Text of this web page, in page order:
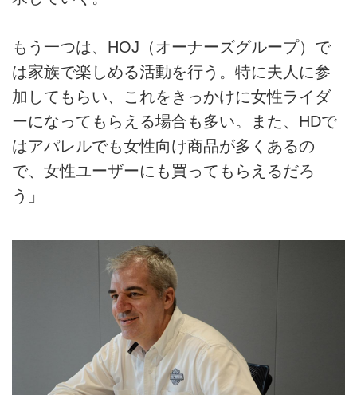
もう一つは、HOJ（オーナーズグループ）で
は家族で楽しめる活動を行う。特に夫人に参
加してもらい、これをきっかけに女性ライダ
ーになってもらえる場合も多い。また、HDで
はアパレルでも女性向け商品が多くあるの
で、女性ユーザーにも買ってもらえるだろ
う」